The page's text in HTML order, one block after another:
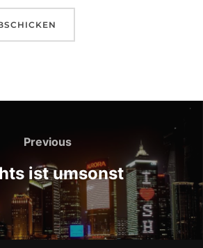
Previous
Previous
ist umsonst